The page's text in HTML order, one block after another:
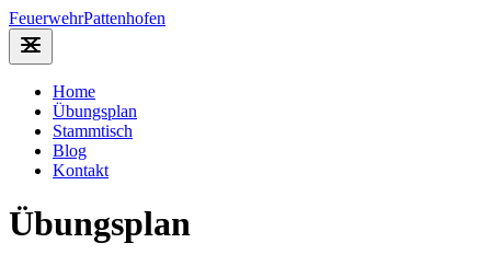
FeuerwehrPattenhofen
Home
Übungsplan
Stammtisch
Blog
Kontakt
Übungsplan